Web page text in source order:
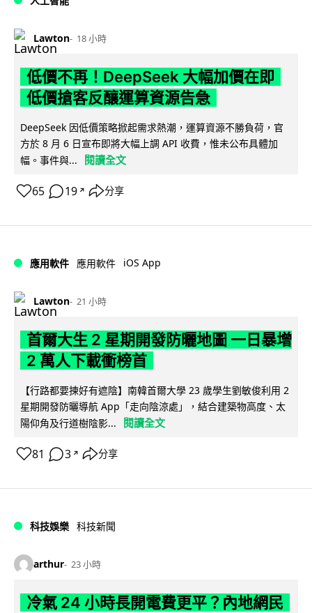
Lawton 18 小時
低價不再！DeepSeek 大幅加價在即
低價搶客反釀運算資源告急
DeepSeek 因低價策略掀起需求熱潮，運算資源不勝負荷，官
方於 8 月 6 日宣布即將大幅上調 API 收費，惟未公布具體加
幅。事件與...
閱讀全文
65 19 ↗ 分享
應用軟件 應用軟件 iOS App
Lawton 21 小時
首爾大生 2 星期開發防曬地圖 一日暴增
2 萬人下載衝榜首
【行路都要揀好有遮陰】南韓首爾大學 23 歲學生劉敏俊利用 2
星期開發防曬導航 App「走向陰涼處」，結合建築物高度、太
陽仰角及行道樹陰影...
閱讀全文
81 3 ↗ 分享
科技娛樂 科技新聞
arthur 23 小時
冷氣 24 小時長開電費更平？內地網民